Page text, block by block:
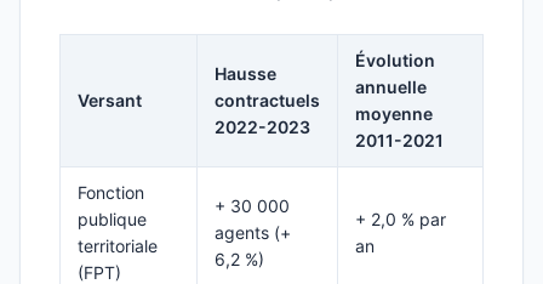
Versant
Hausse
contractuels
2022-2023
Évolution
annuelle
moyenne
2011-2021
Fonction
publique
territoriale
(FPT)
+ 30 000
agents (+
6,2 %)
+ 2,0 % par
an